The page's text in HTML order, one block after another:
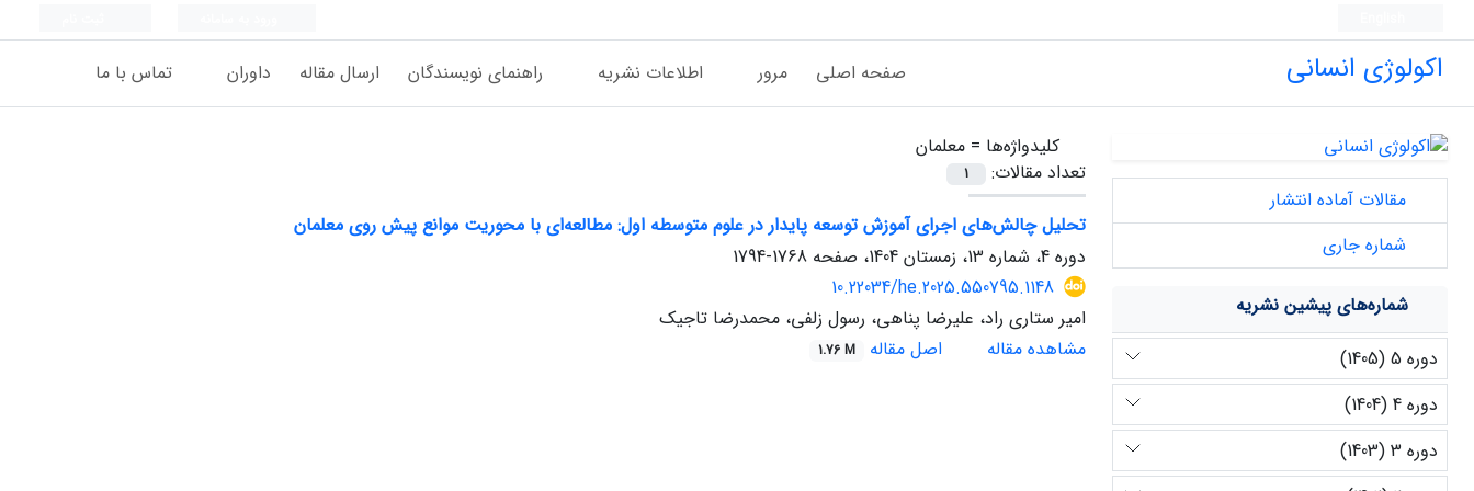
اکولوژی انسانی صفحه اصلی مرور اطلاعات نشریه راهنمای نویسندگان ارسال مقاله داوران تماس با ما
کلیدواژه‌ها = معلمان
تعداد مقالات:
1
تحلیل چالش‌های اجرای آموزش توسعه پایدار در علوم متوسطه اول: مطالعه‌ای با محوریت موانع پیش روی معلمان
دوره 4، شماره 13، زمستان 1404، صفحه
1768-1794
10.22034/he.2025.550795.1148
امیر ستاری راد، علیرضا پناهی، رسول زلفی، محمدرضا تاجیک
مشاهده مقاله
اصل مقاله 1.76 M
مقالات آماده انتشار
شماره جاری
شماره‌های پیشین نشریه
دوره 5 (1405)
دوره 4 (1404)
دوره 3 (1403)